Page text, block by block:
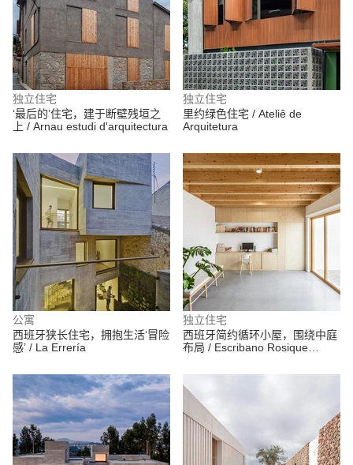
独立住宅
‘最后的’住宅，建于断壁残垣之
上 / Arnau estudi d'arquitectura
独立住宅
里约绿色住宅 / Ateliê de
Arquitetura
公寓
西班牙狭长住宅，拥抱生活‘冒险
感’ / La Errería
独立住宅
西班牙简约循环小屋，围绕中庭
布局 / Escribano Rosique